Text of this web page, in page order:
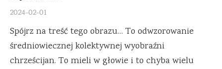
2024-02-01
Spójrz na treść tego obrazu… To odwzorowanie
średniowiecznej kolektywnej wyobraźni
chrześcijan. To mieli w głowie i to chyba wielu